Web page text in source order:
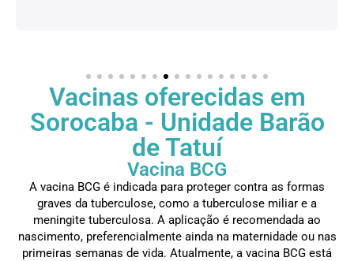
Vacinas oferecidas em
Sorocaba - Unidade Barão
de Tatuí
Vacina BCG
A vacina BCG é indicada para proteger contra as formas
graves da tuberculose, como a tuberculose miliar e a
meningite tuberculosa. A aplicação é recomendada ao
nascimento, preferencialmente ainda na maternidade ou nas
primeiras semanas de vida. Atualmente, a vacina BCG está